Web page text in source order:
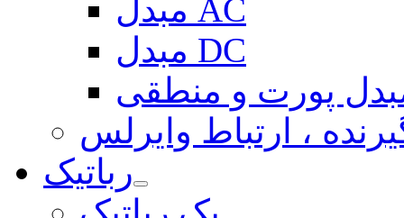
مبدل AC
مبدل DC
پورت و منطقی
، ارتباط وایرلس
رباتیک